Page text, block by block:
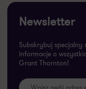
Newsletter
Subskrybuj
informacje o
Grant Thornton!